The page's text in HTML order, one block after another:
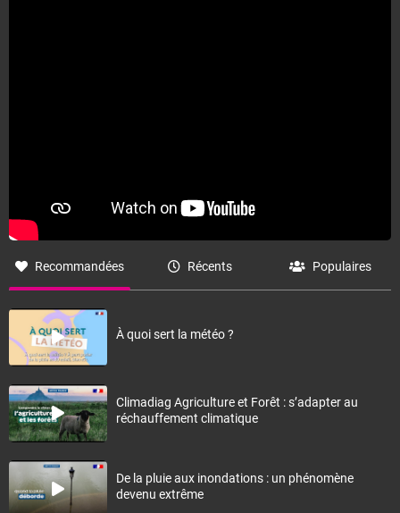
Recommandées Récents Populaires
À quoi sert la météo ?
Climadiag Agriculture et Forêt : s’adapter au
réchauffement climatique
De la pluie aux inondations : un phénomène
devenu extrême